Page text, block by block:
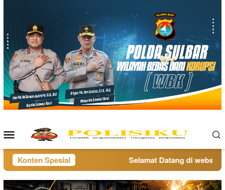
Menu
Mobile
Konten Spesial Selamat Datang di website